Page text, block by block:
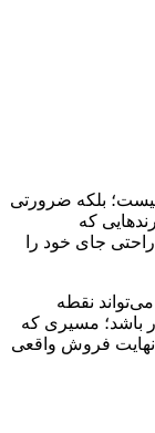
بلکه ضرورتی
که
جای خود را
می‌تواند نقطه
باشد؛ مسیری که
نهایت فروش واقعی